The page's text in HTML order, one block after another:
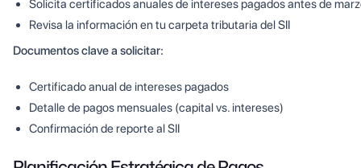
Solicita certificados anuales de intereses pagados antes de
Revisa la información en tu carpeta tributaria del SII
Documentos clave a solicitar:
Certificado anual de intereses pagados
Detalle de pagos mensuales (capital vs. intereses)
Confirmación de reporte al SII